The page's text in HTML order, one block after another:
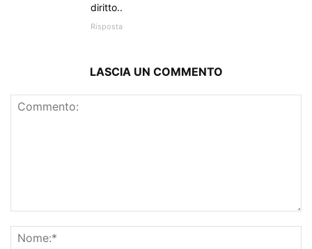
diritto..
Risposta
LASCIA UN COMMENTO